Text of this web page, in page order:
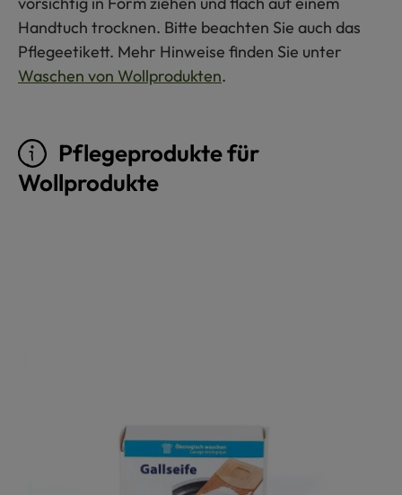
Handtuch trocknen. Bitte beachten Sie auch das
Pflegeetikett. Mehr Hinweise finden Sie unter
Waschen von Wollprodukten.
Pflegeprodukte für
Wollprodukte